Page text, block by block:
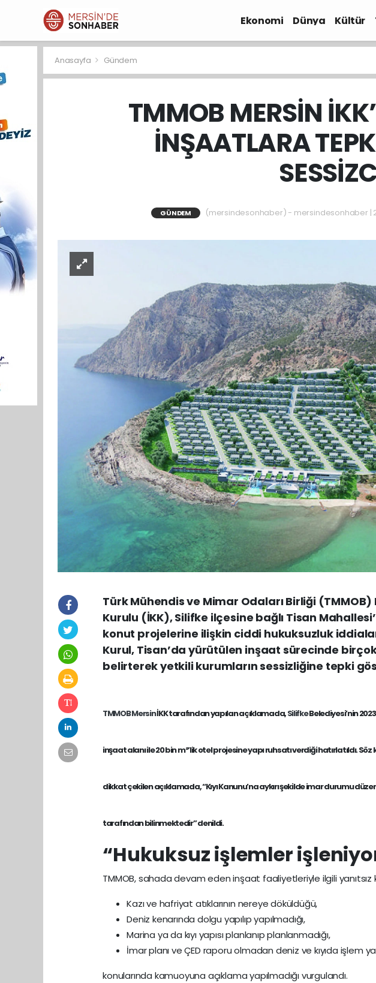
Ekonomi Dünya Kültür
Anasayfa Gündem
TMMOB MERSİN
İNŞAATLARA
GÜNDEM (mersindesonhaber) - mersindesonhaber |
Türk Mühendis ve Mimar Odaları Birliği
Kurulu (İKK), Silifke ilçesine bağlı Tisan
konut projelerine ilişkin ciddi hukuksuzluk
Kurul, Tisan’da yürütülen inşaat sürecinde
belirterek yetkili kurumların sessizliğine tepki
TMMOBMersinİKK tarafından yapılan açıklamada,SilifkeBelediyesi’nin
inşaat alanıile20 bin m²’lik otel projesineyapı ruhsatı verdiği hatırlatıldı.
dikkat çekilen açıklamada, “Kıyı Kanunu’na aykırı şekilde imar durumu
tarafından bilinmektedir” denildi.
“Hukuksuz işlemler
TMMOB, sahada devam eden inşaat faaliyetleriyle ilgili yanıtsız
Kazı ve hafriyat atıklarının nereye döküldüğü,
Deniz kenarında dolgu yapılıp yapılmadığı,
Marina ya da kıyı yapısı planlanıp planlanmadığı,
İmar planı ve ÇED raporu olmadan deniz ve kıyıda işlem
konularında kamuoyuna açıklama yapılmadığı vurgulandı.